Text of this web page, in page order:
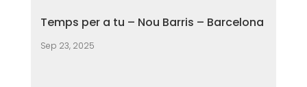
Temps per a tu – Nou Barris – Barcelona
Sep 23, 2025